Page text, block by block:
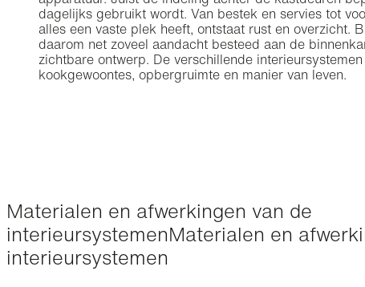
dagelijks gebruikt wordt. Van bestek en servies tot
alles een vaste plek heeft, ontstaat rust en overzicht.
daarom net zoveel aandacht besteed aan de
zichtbare ontwerp. De verschillende
kookgewoontes, opbergruimte en manier van leven.
Materialen en afwerkingen van de
interieursystemenMaterialen en
interieursystemen